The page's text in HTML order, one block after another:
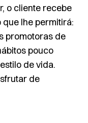
o cliente recebe
lhe permitirá:
promotoras de
pouco
de vida.
de